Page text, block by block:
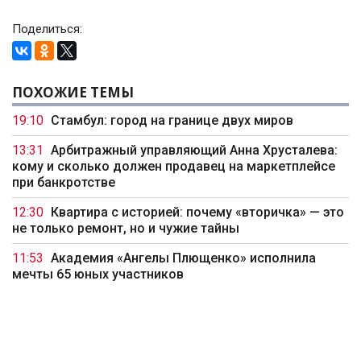
Поделиться:
ПОХОЖИЕ ТЕМЫ
19:10 Стамбул: город на границе двух миров
13:31
Арбитражный управляющий Анна Хрусталева:
кому и сколько должен продавец на маркетплейсе
при банкротстве
12:30
Квартира с историей: почему «вторичка» — это
не только ремонт, но и чужие тайны
11:53 Академия «Ангелы Плющенко» исполнила
мечты 65 юных участников